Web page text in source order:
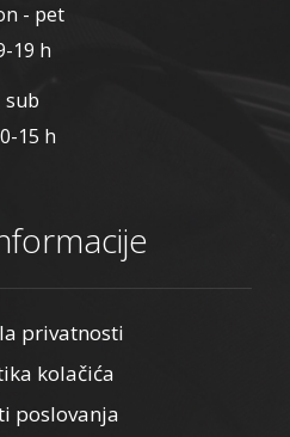
- pet
19 h
sub
15 h
privatnosti
kolačića
poslovanja